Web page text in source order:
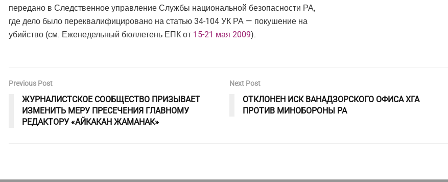
передано в Следственное управление Службы национальной безопасности РА,
где дело было переквалифицировано на статью 34-104 УК РА — покушение на
убийство (см. Еженедельный бюллетень ЕПК от 15-21 мая 2009).
Previous Post
ЖУРНАЛИСТСКОЕ СООБЩЕСТВО ПРИЗЫВАЕТ
ИЗМЕНИТЬ МЕРУ ПРЕСЕЧЕНИЯ ГЛАВНОМУ
РЕДАКТОРУ «АЙКАКАН ЖАМАНАК»
Next Post
ОТКЛОНЕН ИСК ВАНАДЗОРСКОГО ОФИСА ХГА
ПРОТИВ МИНОБОРОНЫ РА